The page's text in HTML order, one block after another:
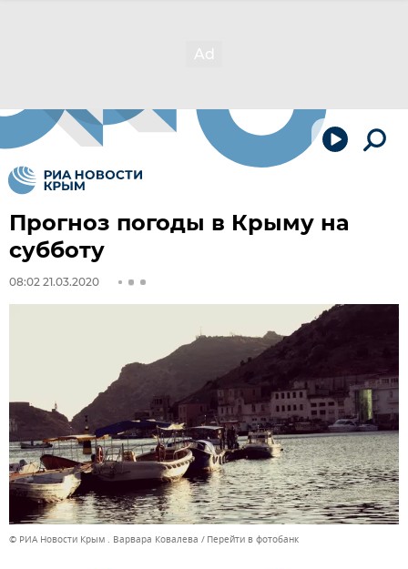
Прогноз погоды в Крыму на
субботу
08:02 21.03.2020
© РИА Новости Крым . Варвара Ковалева Перейти в фотобанк